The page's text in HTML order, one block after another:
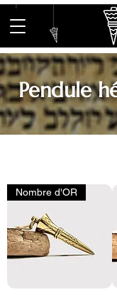
Pendule
Nombre d'OR